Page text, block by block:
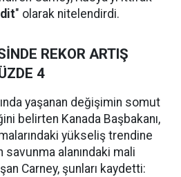
" olarak nitelendirdi.
REKOR ARTIŞ
4
yaşanan değişimin somut
belirten Kanada Başbakanı,
yükseliş trendine
savunma alanındaki mali
Carney, şunları kaydetti: